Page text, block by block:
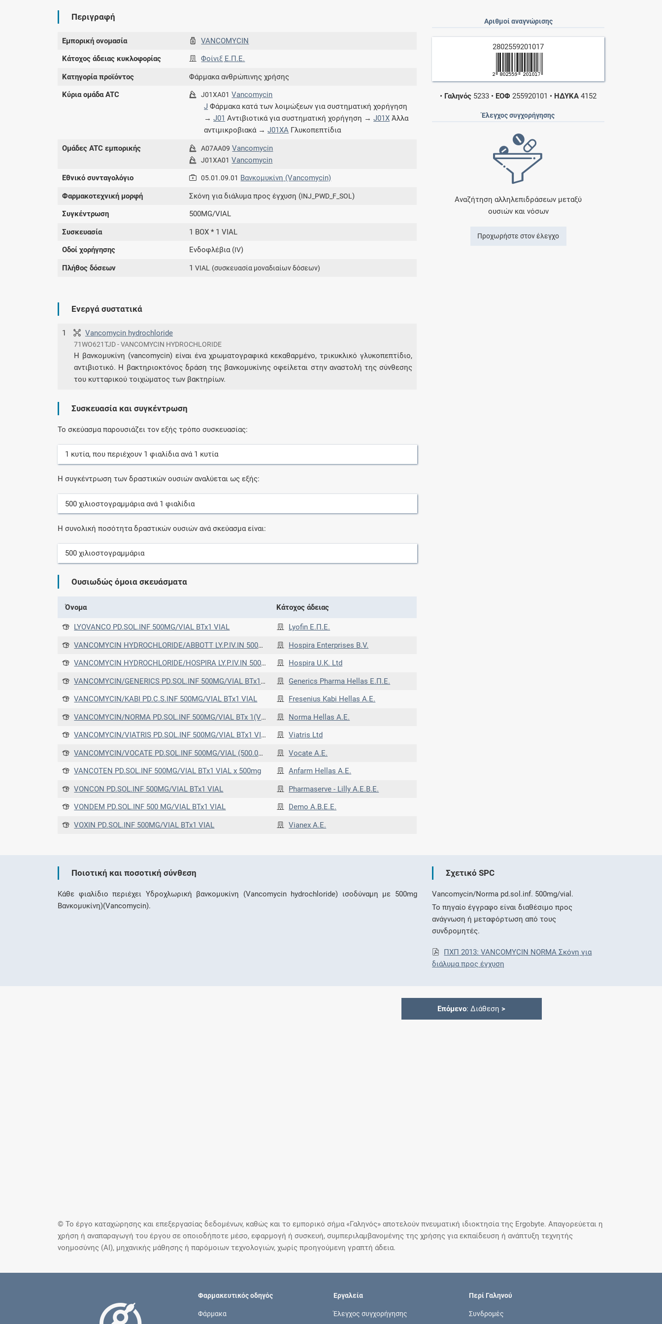
επιπλέον παροχές των συνδρομητικών
Ενδείξεις και αγωγές
Βρείτε θεραπευτικές ενδείξεις και αγωγές για
νόσους, συμπτώματα και ιατρικές πράξεις
Περιγραφή
Εμπορική ονομασία VANCOMYCIN
Κάτοχος άδειας κυκλοφορίας Φοίνιξ E.Π.Ε.
Κατηγορία προϊόντος Φάρμακα ανθρώπινης χρήσης
Κύρια ομάδα ATC J01XA01 Vancomycin
J Φάρμακα κατά των λοιμώξεων για συστηματική χορήγηση
→J01 Αντιβιοτικά για συστηματική χορήγηση →J01X Άλλα
αντιμικροβιακά →J01XA Γλυκοπεπτίδια
Ομάδες ATC εμπορικής A07AA09 Vancomycin
J01XA01 Vancomycin
Εθνικό συνταγολόγιο 05.01.09.01 Βανκομυκίνη (Vancomycin)
Φαρμακοτεχνική μορφή Σκόνη για διάλυμα προς έγχυση (INJ_PWD_F_SOL)
Συγκέντρωση 500MG/VIAL
Συσκευασία 1 BOX * 1 VIAL
Οδοί χορήγησης Ενδοφλέβια (IV)
Πλήθος δόσεων 1VIAL (συσκευασία μοναδιαίων δόσεων)
Αριθμοί αναγνώρισης
2802559201017
• Γαληνός 5233 • ΕΟΦ 255920101 • ΗΔΥΚΑ 4152
Έλεγχος συγχορήγησης
Αναζήτηση αλληλεπιδράσεων μεταξύ
ουσιών και νόσων
Προχωρήστε στον έλεγχο
Ενεργά συστατικά
1 Vancomycin hydrochloride
71WO621TJD - VANCOMYCIN HYDROCHLORIDE
Η βανκομυκίνη (vancomycin) είναι ένα χρωματογραφικά κεκαθαρμένο, τρικυκλικό γλυκοπεπτίδιο,
αντιβιοτικό. Η βακτηριοκτόνος δράση της βανκομυκίνης οφείλεται στην αναστολή της σύνθεσης
του κυτταρικού τοιχώματος των βακτηρίων.
Συσκευασία και συγκέντρωση
Το σκεύασμα παρουσιάζει τον εξής τρόπο συσκευασίας:
1 κυτία, που περιέχουν 1 φιαλίδιαανά 1 κυτία
Η συγκέντρωση των δραστικών ουσιών αναλύεται ως εξής:
500 χιλιοστογραμμάριαανά 1 φιαλίδια
Η συνολική ποσότητα δραστικών ουσιών ανά σκεύασμα είναι:
500 χιλιοστογραμμάρια
Ουσιωδώς όμοια σκευάσματα
Όνομα Κάτοχος άδειας
LYOVANCO PD.SOL.INF 500MG/VIAL BTx1 VIAL Lyofin Ε.Π.Ε.
VANCOMYCIN HYDROCHLORIDE/ABBOTT LY.P.IV.IN 500MG/ML(VIAL) BT x 1 VIAL Hospira Enterprises B.V.
VANCOMYCIN HYDROCHLORIDE/HOSPIRA LY.P.IV.IN 500MG/ML(VIAL) BT x 1 VIAL Hospira U.K. Ltd
VANCOMYCIN/GENERICS PD.SOL.INF 500MG/VIAL BTx1 VIAL Generics Pharma Hellas Ε.Π.Ε.
VANCOMYCIN/KABI PD.C.S.INF 500MG/VIAL BTx1 VIAL Fresenius Kabi Hellas A.E.
VANCOMYCIN/NORMA PD.SOL.INF 500MG/VIAL BTx 1(VIAL x 500 MG) Norma Hellas A.E.
VANCOMYCIN/VIATRIS PD.SOL.INF 500MG/VIAL BTx1 VIAL Viatris Ltd
VANCOMYCIN/VOCATE PD.SOL.INF 500MG/VIAL (500.000 IU/VIAL) BTx1 VIAL Vocate Α.Ε.
VANCOTEN PD.SOL.INF 500MG/VIAL BTx1 VIAL x 500mg Anfarm Hellas Α.Ε.
VONCON PD.SOL.INF 500MG/VIAL BTx1 VIAL Pharmaserve - Lilly Α.Ε.Β.Ε.
VONDEM PD.SOL.INF 500 MG/VIAL BTx1 VIAL Demo Α.Β.Ε.Ε.
VOXIN PD.SOL.INF 500MG/VIAL BTx1 VIAL Vianex A.E.
Ποιοτική και ποσοτική σύνθεση
Κάθε φιαλίδιο περιέχει Υδροχλωρική βανκομυκίνη (Vancomycin hydrochloride) ισοδύναμη με 500mg
Βανκομυκίνη)(Vancomycin).
Σχετικό SPC
Vancomycin/Norma pd.sol.inf. 500mg/vial.
Το πηγαίο έγγραφο είναι διαθέσιμο προς
ανάγνωση ή μεταφόρτωση από τους
συνδρομητές.
ΠΧΠ 2013: VANCOMYCIN NORMA Σκόνη για
διάλυμα προς έγχυση
Επόμενο: Διάθεση >
© Το έργο καταχώρησης και επεξεργασίας δεδομένων, καθώς και το εμπορικό σήμα «Γαληνός» αποτελούν πνευματική ιδιοκτησία της Ergobyte. Απαγορεύεται η
χρήση ή αναπαραγωγή του έργου σε οποιοδήποτε μέσο, εφαρμογή ή συσκευή, συμπεριλαμβανομένης της χρήσης για εκπαίδευση ή ανάπτυξη τεχνητής
νοημοσύνης (AI), μηχανικής μάθησης ή παρόμοιων τεχνολογιών, χωρίς προηγούμενη γραπτή άδεια.
Φαρμακευτικός οδηγός
Φάρμακα
Εργαλεία
Έλεγχος συγχορήγησης
Περί Γαληνού
Συνδρομές